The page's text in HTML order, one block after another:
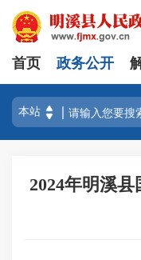
首页 政务公开
2024年明溪